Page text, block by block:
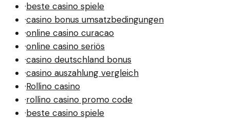
·beste casino spiele
·casino bonus umsatzbedingungen
·online casino curacao
·online casino seriös
·casino deutschland bonus
·casino auszahlung vergleich
·Rollino casino
·rollino casino promo code
·beste casino spiele